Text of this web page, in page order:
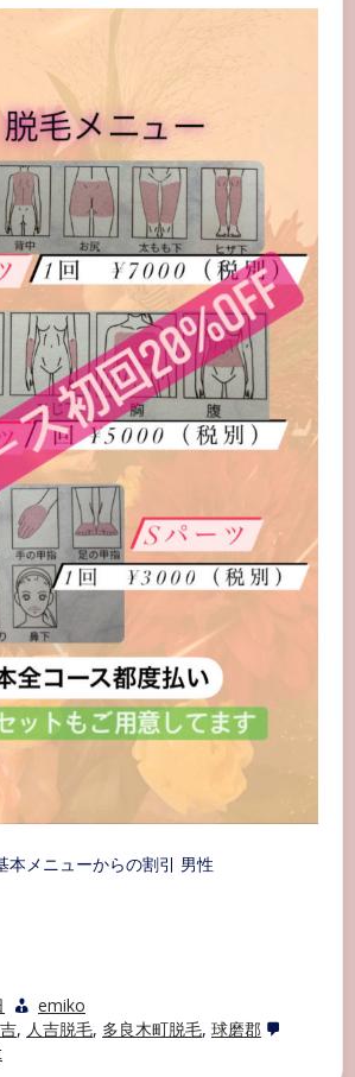
本メニューからの割引 男性
emiko
, 人吉脱毛, 多良木町脱毛, 球磨郡
on